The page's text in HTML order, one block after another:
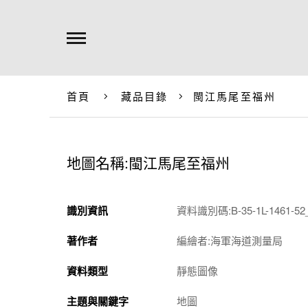
首頁 藏品目錄 閩江馬尾至福州
地圖名稱:閩江馬尾至福州
識別資訊 資料識別碼:B-35-1L-1461-
著作者 編繪者:海軍海道測量局
資料類型 靜態圖像
主題與關鍵字 地圖